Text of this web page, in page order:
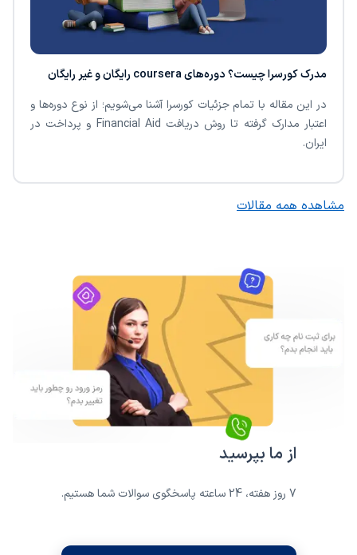
مدرک کورسرا چیست؟ دوره‌های coursera رایگان و غیر رایگان
در این مقاله با تمام جزئیات کورسرا آشنا می‌شویم؛ از نوع دوره‌ها و
اعتبار مدارک گرفته تا روش دریافت Financial Aid و پرداخت در
ایران.
مشاهده همه مقالات
از ما بپرسید
7 روز هفته، 24 ساعته پاسخگوی سوالات شما هستیم.